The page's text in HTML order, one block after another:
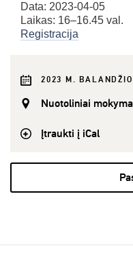
Data: 2023-04-05
Laikas: 16–16.45 val.
Registracija
2023 M.
Nuotoliniai
Įtraukti į iCal